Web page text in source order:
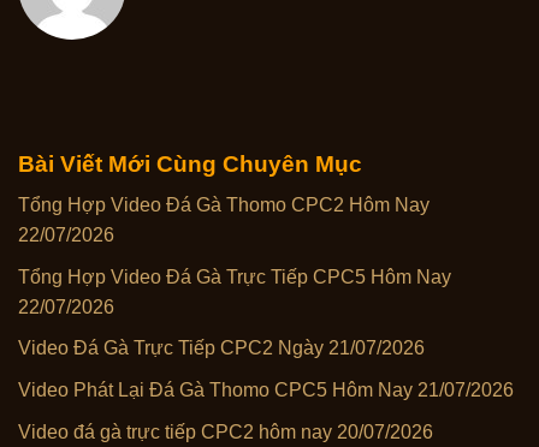
Bài Viết Mới Cùng Chuyên Mục
Tổng Hợp Video Đá Gà Thomo CPC2 Hôm Nay
22/07/2026
Tổng Hợp Video Đá Gà Trực Tiếp CPC5 Hôm Nay
22/07/2026
Video Đá Gà Trực Tiếp CPC2 Ngày 21/07/2026
Video Phát Lại Đá Gà Thomo CPC5 Hôm Nay 21/07/2026
Video đá gà trực tiếp CPC2 hôm nay 20/07/2026